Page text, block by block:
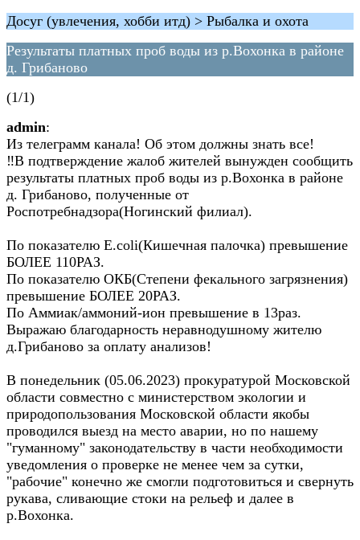
Досуг (увлечения, хобби итд) > Рыбалка и охота
Результаты платных проб воды из р.Вохонка в районе
д. Грибаново
(1/1)
admin:
Из телеграмм канала! Об этом должны знать все!
‼В подтверждение жалоб жителей вынужден сообщить
результаты платных проб воды из р.Вохонка в районе
д. Грибаново, полученные от
Роспотребнадзора(Ногинский филиал).
По показателю E.coli(Кишечная палочка) превышение
БОЛЕЕ 110РАЗ.
По показателю ОКБ(Степени фекального загрязнения)
превышение БОЛЕЕ 20РАЗ.
По Аммиак/аммоний-ион превышение в 13раз.
Выражаю благодарность неравнодушному жителю
д.Грибаново за оплату анализов!
В понедельник (05.06.2023) прокуратурой Московской
области совместно с министерством экологии и
природопользования Московской области якобы
проводился выезд на место аварии, но по нашему
"гуманному" законодательству в части необходимости
уведомления о проверке не менее чем за сутки,
"рабочие" конечно же смогли подготовиться и свернуть
рукава, сливающие стоки на рельеф и далее в
р.Вохонка.